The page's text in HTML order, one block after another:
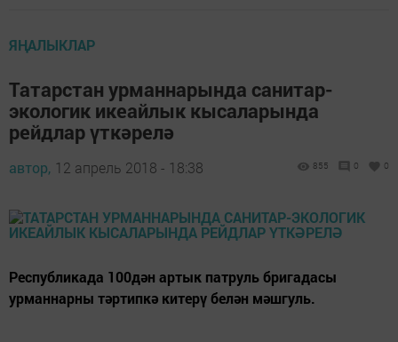
ЯҢАЛЫКЛАР
Татарстан урманнарында санитар-
экологик икеайлык кысаларында
рейдлар үткәрелә
автор, 12 апрель 2018 - 18:38 855 0 0
Республикада 100дән артык патруль бригадасы
урманнарны тәртипкә китерү белән мәшгуль.